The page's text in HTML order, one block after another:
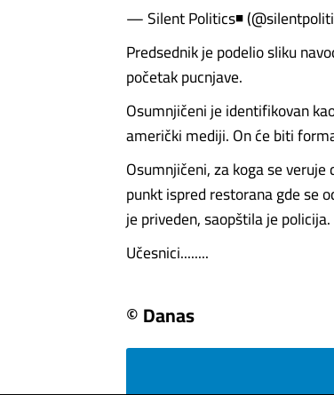
— Silent Politics◾️
Predsednik je podelio sliku
početak pucnjave.
Osumnjičeni je identifikovan
američki mediji. On će biti
Osumnjičeni, za koga se
punkt ispred restorana gde se
je priveden, saopštila je policija.
Učesnici........
© Danas